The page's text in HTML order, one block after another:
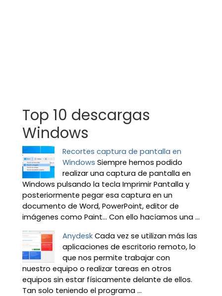
Top 10 descargas
Windows
Recortes captura de pantalla en
Windows Siempre hemos podido
realizar una captura de pantalla en
Windows pulsando la tecla Imprimir Pantalla y
posteriormente pegar esa captura en un
documento de Word, PowerPoint, editor de
imágenes como Paint… Con ello hacíamos una ...
Anydesk Cada vez se utilizan más las
aplicaciones de escritorio remoto, lo
que nos permite trabajar con
nuestro equipo o realizar tareas en otros
equipos sin estar físicamente delante de ellos.
Tan solo teniendo el programa ...